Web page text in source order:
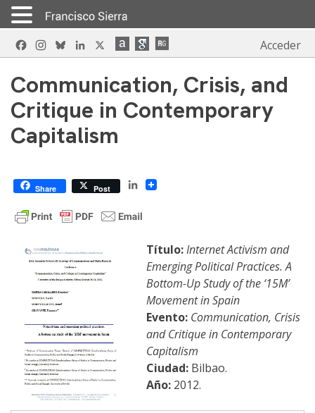
Skip
to
FacebookInstagram
BlueskyLinkedIn Acceder
Communication, Crisis, and
Critique in Contemporary
Capitalism
Share Post LinkedIn
Título:Internet Activism and
Emerging Political Practices. A
Bottom-Up Study of the ‘15M’
Movement in Spain
Evento: Communication, Crisis
and Critique in Contemporary
Capitalism
Ciudad: Bilbao.
Año: 2012.